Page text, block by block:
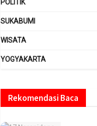
POLITIK
SUKABUMI
WISATA
YOGYAKARTA
Rekomendasi Baca